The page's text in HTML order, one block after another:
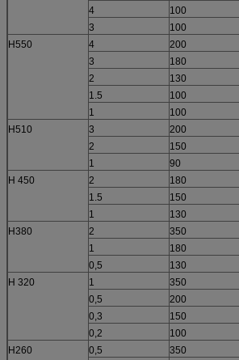
4
100
3
100
H550
4 200
3
180
2
130
1.5
100
1
100
H510
3 200
2
150
1
90
H 450
2 180
1.5
150
1
130
H380
2 350
1
180
0,5
130
H 320
1 350
0,5
200
0,3
150
0,2
100
H260
0,5 350